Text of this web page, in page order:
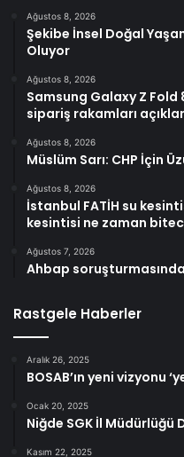
Ağustos 8, 2026
Şekibe İnsel Doğal
Oluyor
Ağustos 8, 2026
Samsung Galaxy Z Fold
sipariş rakamları
Ağustos 8, 2026
Müslüm Sarı: CHP İçin
Ağustos 8, 2026
İstanbul FATİH su
kesintisi ne zaman
Ağustos 7, 2026
Ahbap
Rastgele Haberler
Aralık 26, 2025
BOSAB’ın yeni vizyonu
Ocak 20, 2025
Niğde SGK İl Müdürlüğü
Kasım 22, 2025